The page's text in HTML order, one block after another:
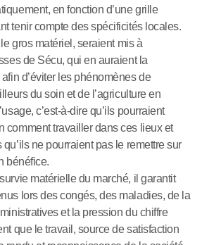
en fonction d’une grille
tenir compte des spécificités locales.
gros matériel, seraient mis à
de Sécu, qui en auraient la
d’éviter les phénomènes de
du soin et de l’agriculture en
c’est-à-dire qu’ils pourraient
comment travailler dans ces lieux et
ne pourraient pas le remettre sur
bénéfice.
matérielle du marché, il garantit
lors des congés, des maladies, de la
et la pression du chiffre
que le travail, source de satisfaction